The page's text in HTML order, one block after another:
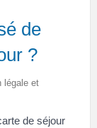
de
?
légale et
de séjour